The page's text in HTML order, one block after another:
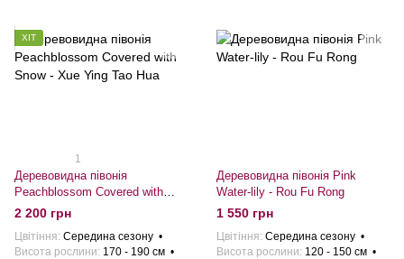
ХІТ
1
Деревовидна півонія
Peachblossom Covered with
Snow - Xue Ying Tao Hua
2 200 грн
Цвітіння Середина сезону
Висота рослини 170 - 190 см
Деревовидна півонія Pink
Water-lily - Rou Fu Rong
1 550 грн
Цвітіння Середина сезону
Висота рослини 120 - 150 см